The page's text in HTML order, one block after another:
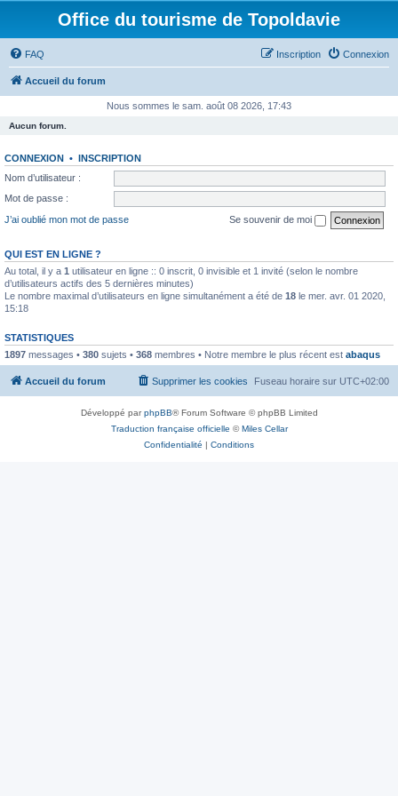
Office du tourisme de Topoldavie
FAQ Connexion
Inscription
Accueil du forum
Nous sommes le sam. août 08 2026, 17:43
Aucun forum.
CONNEXION • INSCRIPTION
Nom d’utilisateur :
Mot de passe :
J’ai oublié mon mot de passe
Se souvenir de moi
QUI EST EN LIGNE ?
Au total, il y a 1 utilisateur en ligne :: 0 inscrit, 0 invisible et 1 invité (selon le nombre
d’utilisateurs actifs des 5 dernières minutes)
Le nombre maximal d’utilisateurs en ligne simultanément a été de 18 le mer. avr. 01 2020,
15:18
STATISTIQUES
1897 messages • 380 sujets • 368 membres • Notre membre le plus récent est abaqus
Accueil du forum Fuseau horaire sur UTC+02:00
Supprimer les cookies
Développé parphpBB® Forum Software © phpBB Limited
Traduction française officielle ©Miles Cellar
Confidentialité | Conditions